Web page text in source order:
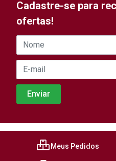
Cadastre-se para
ofertas!
Meus Pedidos